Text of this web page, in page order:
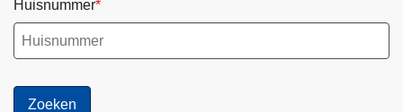
Huisnummer